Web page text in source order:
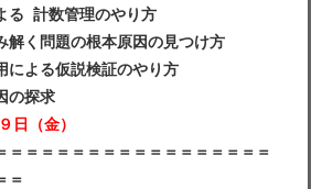
計数管理のやり方
く問題の根本原因の見つけ方
よる仮説検証のやり方
の探求
日（金）
＝＝＝＝＝＝＝＝＝＝＝＝＝＝＝＝＝
＝